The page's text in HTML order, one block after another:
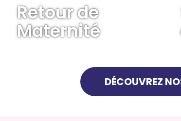
Retour de
Maternité
DÉCOUVREZ